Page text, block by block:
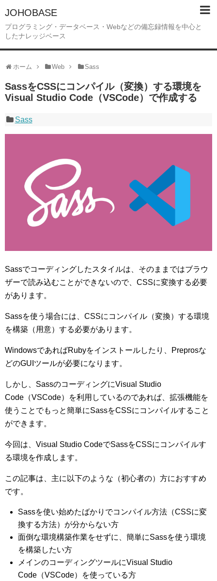
JOHOBASE
プログラミング・データベース・Webなどの備忘録情報を中心と
したナレッジベース
ホーム Web Sass
SassをCSSにコンパイル（変換）する環境を
Visual Studio Code（VSCode）で作成する
Sass
Sassでコーディングしたスタイルは、そのままではブラウ
ザーで読み込むことができないので、CSSに変換する必要
があります。
Sassを使う場合には、CSSにコンパイル（変換）する環境
を構築（用意）する必要があります。
WindowsであればRubyをインストールしたり、Preprosな
どのGUIツールが必要になります。
しかし、SassのコーディングにVisual Studio
Code（VSCode）を利用しているのであれば、拡張機能を
使うことでもっと簡単にSassをCSSにコンパイルすること
ができます。
今回は、Visual Studio CodeでSassをCSSにコンパイルす
る環境を作成します。
この記事は、主に以下のような（初心者の）方におすすめ
です。
Sassを使い始めたばかりでコンパイル方法（CSSに変
換する方法）が分からない方
面倒な環境構築作業をせずに、簡単にSassを使う環境
を構築したい方
メインのコーディングツールにVisual Studio
Code（VSCode）を使っている方